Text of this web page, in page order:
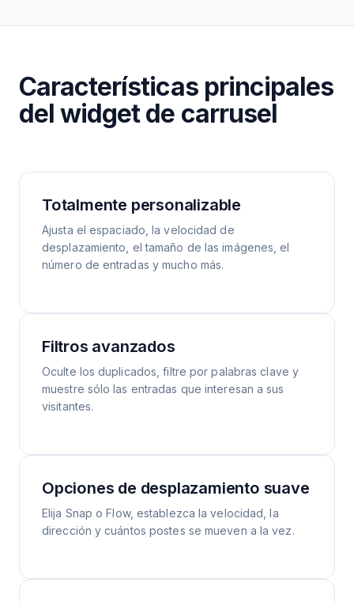
Características principales
del widget de carrusel
Totalmente personalizable
Ajusta el espaciado, la velocidad de
desplazamiento, el tamaño de las imágenes, el
número de entradas y mucho más.
Filtros avanzados
Oculte los duplicados, filtre por palabras clave y
muestre sólo las entradas que interesan a sus
visitantes.
Opciones de desplazamiento suave
Elija Snap o Flow, establezca la velocidad, la
dirección y cuántos postes se mueven a la vez.